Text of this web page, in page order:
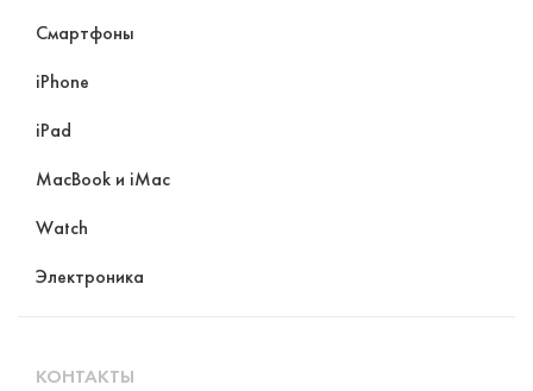
Смартфоны
iPhone
iPad
MacBook и iMac
Watch
Электроника
КОНТАКТЫ